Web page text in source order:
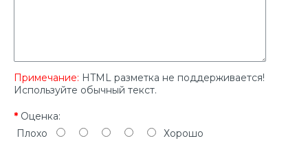
Примечание: HTML разметка не поддерживается!
Используйте обычный текст.
Оценка:
Плохо
Хорошо